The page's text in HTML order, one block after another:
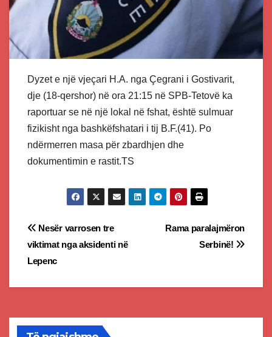
Dyzet e një vjeçari H.A. nga Çegrani i Gostivarit,
dje (18-qershor) në ora 21:15 në SPB-Tetovë ka
raportuar se në një lokal në fshat, është sulmuar
fizikisht nga bashkëfshatari i tij B.F.(41). Po
ndërmerren masa për zbardhjen dhe
dokumentimin e rastit.TS
Post
navigation
Rama paralajmëron
Serbinë!
Nesër varrosen tre
viktimat nga aksidenti në
Lepenc